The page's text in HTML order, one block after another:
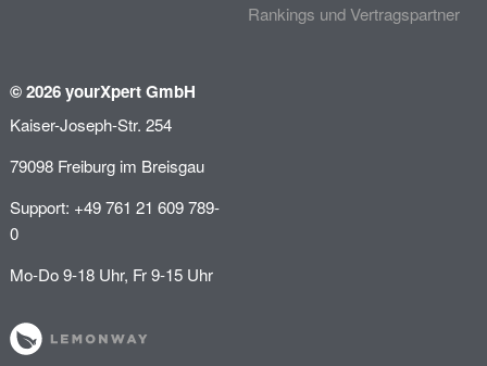
Rankings und Vertragspartner
© 2026 yourXpert GmbH
Kaiser-Joseph-Str. 254
79098 Freiburg im Breisgau
Support: +49 761 21 609 789-
0
Mo-Do 9-18 Uhr, Fr 9-15 Uhr